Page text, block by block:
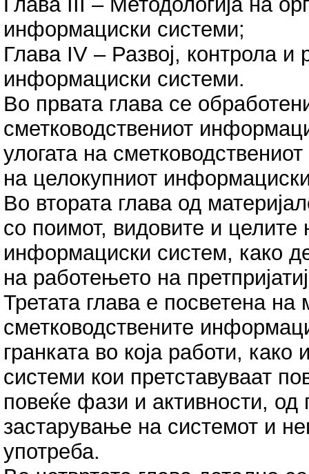
информациски системи;
Глава IV – Развој, контрола и
информациски системи.
Во првата глава се
сметководствениот
улогата на
на целокупниот
Во втората глава од
со поимот, видовите и целите
информациски систем, како
на работењето на
Третата глава е посветена на
сметководствените
гранката во која работи,
системи кои претставуваат
повеќе фази и активности,
застарување на системот и
употреба.